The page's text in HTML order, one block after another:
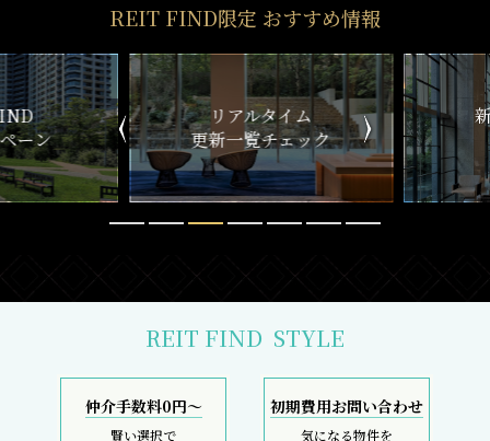
REIT FIND限定 おすすめ情報
ン
リアルタイム
更新一覧チェック
REIT FIND STYLE
仲介手数料0円～
賢い選択で
初期費用お問い合わせ
気になる物件を